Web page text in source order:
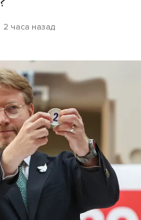
2 часа назад